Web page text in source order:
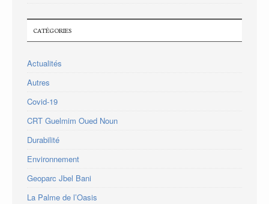
CATÉGORIES
Actualités
Autres
Covid-19
CRT Guelmim Oued Noun
Durabilité
Environnement
Geoparc Jbel Bani
La Palme de l’Oasis